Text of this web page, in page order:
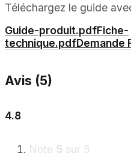
Téléchargez le guide
Guide-produit.pdfFiche-
technique.pdfDemande
Avis (5)
4.8
Note 5 sur 5